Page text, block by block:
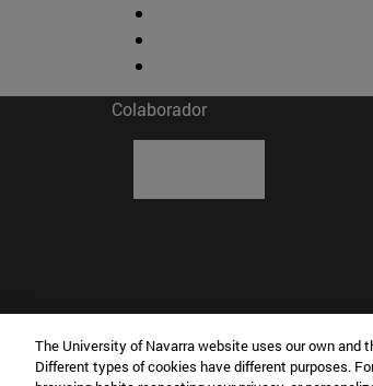
Colaborador
Museo de Ciencias · Universidad
C/ Irunlarrea, 1 31008 Pamplona
The University of Navarra website uses our own
Different types of cookies have different purposes.